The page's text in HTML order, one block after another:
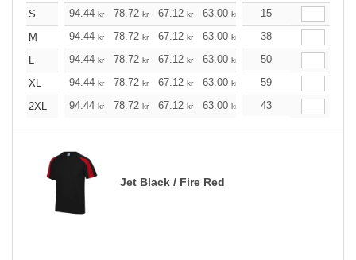
S 94.44 kr 78.72 kr 67.12 kr 63.00 kr 59.76
15
M
94.44 kr 78.72 kr 67.12 kr 63.00 kr 59.76
38
L
94.44 kr 78.72 kr 67.12 kr 63.00 kr 59.76
50
XL
94.44 kr 78.72 kr 67.12 kr 63.00 kr 59.76
59
2XL
94.44 kr 78.72 kr 67.12 kr 63.00 kr 59.76
43
Jet Black / Fire Red